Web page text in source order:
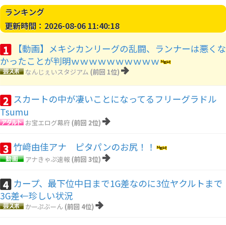
ランキング
更新時間：2026-08-06 11:40:18
1
【動画】メキシカンリーグの乱闘、ランナーは悪くな
かったことが判明ｗｗｗｗｗｗｗｗｗｗ
なんじぇいスタジアム (前回 1位)
2 スカートの中が凄いことになってるフリーグラドル
Tsumu
お宝エログ幕府 (前回 2位)
3 竹﨑由佳アナ ピタパンのお尻！！
アナきゃぷ速報 (前回 3位)
4 カープ、最下位中日まで1G差なのに3位ヤクルトまで
3G差←珍しい状況
かーぷぶーん (前回 4位)